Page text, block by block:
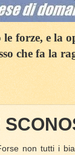
forze, e
che fa la
non tutti i